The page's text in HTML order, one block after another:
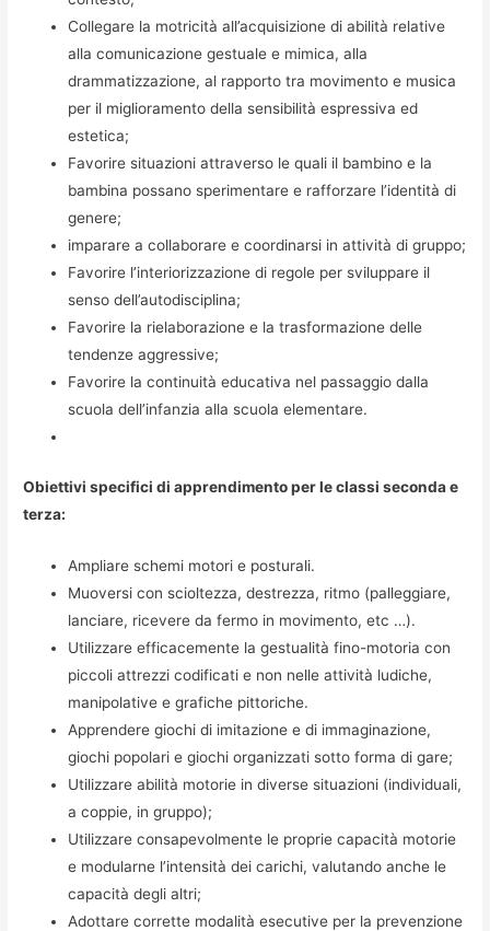
Collegare la motricità all’acquisizione di abilità relative
alla comunicazione gestuale e mimica, alla
drammatizzazione, al rapporto tra movimento e musica
per il miglioramento della sensibilità espressiva ed
estetica;
Favorire situazioni attraverso le quali il bambino e la
bambina possano sperimentare e rafforzare l’identità di
genere;
imparare a collaborare e coordinarsi in attività di gruppo;
Favorire l’interiorizzazione di regole per sviluppare il
senso dell’autodisciplina;
Favorire la rielaborazione e la trasformazione delle
tendenze aggressive;
Favorire la continuità educativa nel passaggio dalla
scuola dell’infanzia alla scuola elementare.
Obiettivi specifici di apprendimento per le classi seconda e
terza:
Ampliare schemi motori e posturali.
Muoversi con scioltezza, destrezza, ritmo (palleggiare,
lanciare, ricevere da fermo in movimento, etc …).
Utilizzare efficacemente la gestualità fino-motoria con
piccoli attrezzi codificati e non nelle attività ludiche,
manipolative e grafiche pittoriche.
Apprendere giochi di imitazione e di immaginazione,
giochi popolari e giochi organizzati sotto forma di gare;
Utilizzare abilità motorie in diverse situazioni (individuali,
a coppie, in gruppo);
Utilizzare consapevolmente le proprie capacità motorie
e modularne l’intensità dei carichi, valutando anche le
capacità degli altri;
Adottare corrette modalità esecutive per la prevenzione